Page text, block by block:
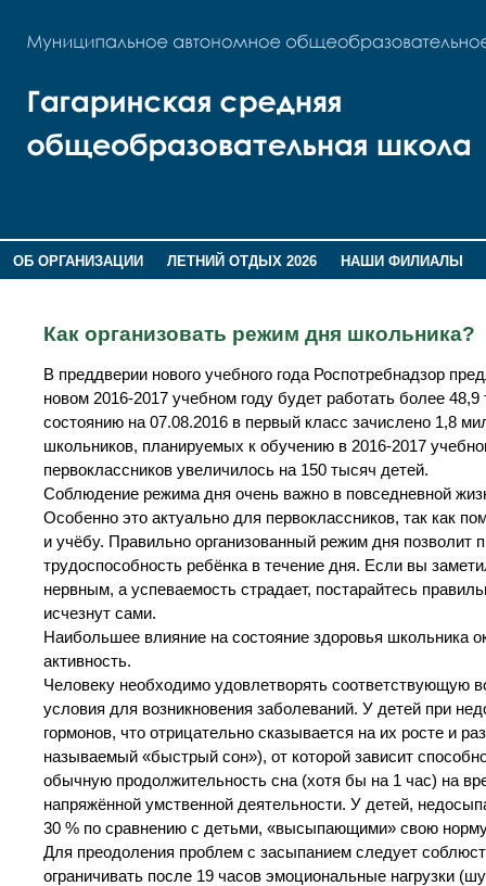
ОБ ОРГАНИЗАЦИИ ЛЕТНИЙ ОТДЫХ 2026
НАШИ ФИЛИАЛЫ
Как организовать режим дня школьника?
В преддверии нового учебного года Роспотребнадзор
новом 2016-2017 учебном году будет работать более
состоянию на 07.08.2016 в первый класс зачислено 1,8
школьников, планируемых к обучению в 2016-2017
первоклассников увеличилось на 150 тысяч детей.
Соблюдение режима дня очень важно в повседневной
Особенно это актуально для первоклассников, так как
и учёбу. Правильно организованный режим дня позволит
трудоспособность ребёнка в течение дня. Если вы
нервным, а успеваемость страдает, постарайтесь
исчезнут сами.
Наибольшее влияние на состояние здоровья школьника
активность.
Человеку необходимо удовлетворять соответствующую
условия для возникновения заболеваний. У детей при
гормонов, что отрицательно сказывается на их росте и
называемый «быстрый сон»), от которой зависит
обычную продолжительность сна (хотя бы на 1 час) на
напряжённой умственной деятельности. У детей,
30 % по сравнению с детьми, «высыпающими» свою
Для преодоления проблем с засыпанием следует
ограничивать после 19 часов эмоциональные нагрузки